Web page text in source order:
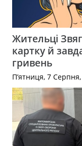
Жительці
картку й
гривень
П’ятниця, 7